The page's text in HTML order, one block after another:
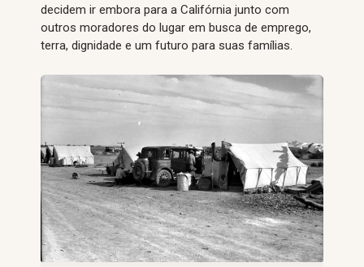
decidem ir embora para a Califórnia junto com
outros moradores do lugar em busca de emprego,
terra, dignidade e um futuro para suas famílias.